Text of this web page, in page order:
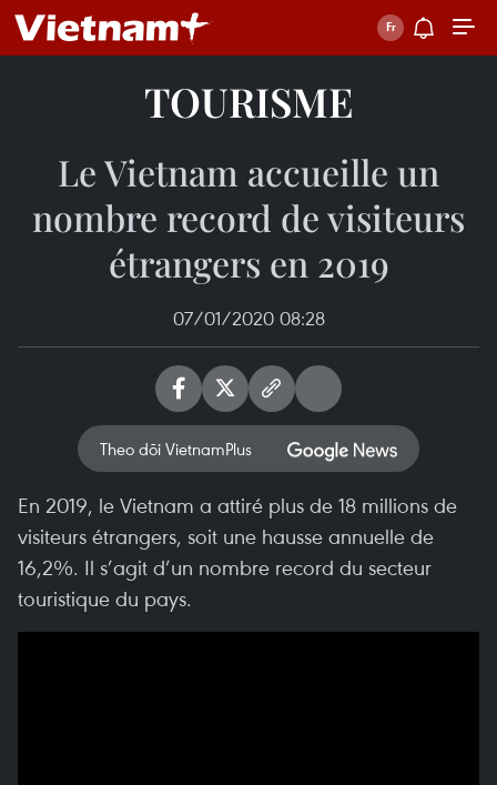
TOURISME
Le Vietnam accueille un
nombre record de visiteurs
étrangers en 2019
07/01/2020 08:28
Theo dõi VietnamPlus
En 2019, le Vietnam a attiré plus de 18 millions de
visiteurs étrangers, soit une hausse annuelle de
16,2%. Il s’agit d’un nombre record du secteur
touristique du pays.